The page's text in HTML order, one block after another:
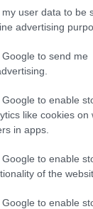
user data to be
advertising
to send me
to enable
like cookies on
in apps.
to enable
of the
to enable
τόσο από
η νέα
ότι η
και
αλκοόλ,